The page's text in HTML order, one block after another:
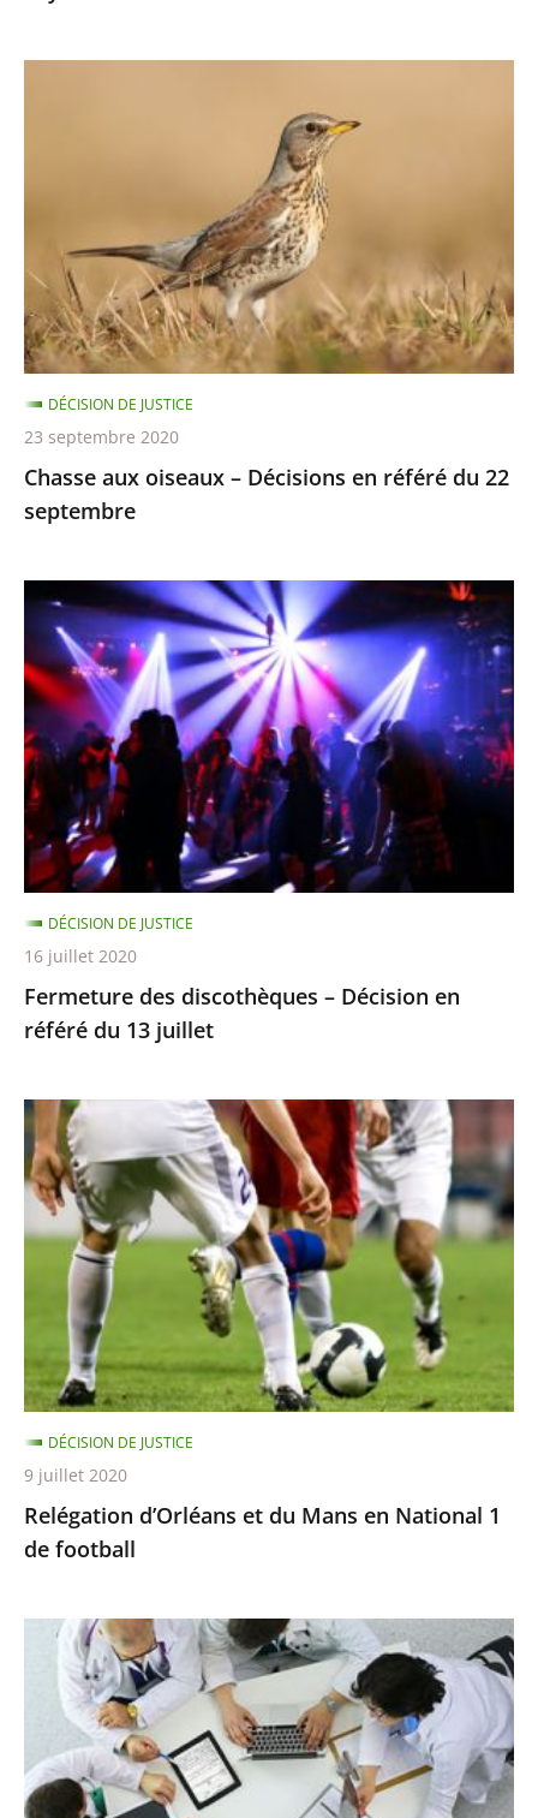
octobre
référé
du
22
septembre
Chasse aux oiseaux – Décisions en référé du 22
septembre
DÉCISION DE JUSTICE
23 septembre 2020
Fermeture
des
discothèques
–
Décision
en
référé
du
13
juillet
Fermeture des discothèques – Décision en
référé du 13 juillet
DÉCISION DE JUSTICE
16 juillet 2020
Relégation
d’Orléans
et
du
Mans
National
de
football
Relégation d’Orléans et du Mans en National 1
de football
DÉCISION DE JUSTICE
9 juillet 2020
Plateforme
Health
Data
-
Décision